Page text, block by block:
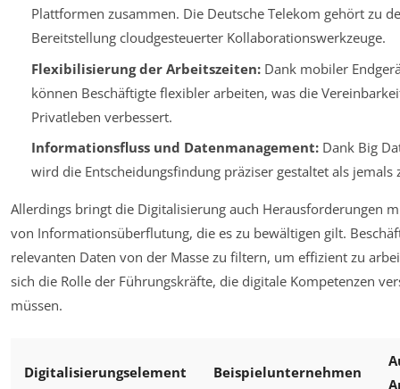
Plattformen zusammen. Die Deutsche Telekom gehört zu
Bereitstellung cloudgesteuerter Kollaborationswerkzeuge.
Flexibilisierung der Arbeitszeiten:Dank mobiler
können Beschäftigte flexibler arbeiten, was die
Privatleben verbessert.
Informationsfluss und Datenmanagement:Dank Big
wird die Entscheidungsfindung präziser gestaltet als jemals
Allerdings bringt die Digitalisierung auch Herausforderungen
von Informationsüberflutung, die es zu bewältigen gilt.
relevanten Daten von der Masse zu filtern, um effizient zu
sich die Rolle der Führungskräfte, die digitale Kompetenzen
müssen.
Digitalisierungselement Beispielunternehmen